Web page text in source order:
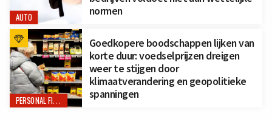
AUTO
normen
PERSONAL FINANCE
Goedkopere boodschappen lijken van
korte duur: voedselprijzen dreigen
weer te stijgen door
klimaatverandering en geopolitieke
spanningen